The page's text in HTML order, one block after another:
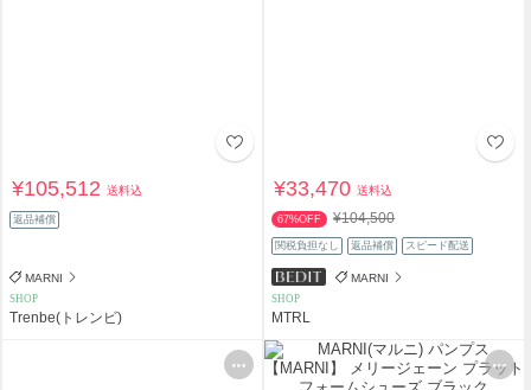
¥105,512送料込
返品補償
MARNI
SHOP
Trenbe(トレンビ)
¥33,470送料込
67%OFF ¥104,500
関税負担なし 返品補償 スピード配送
MARNI
SHOP
MTRL